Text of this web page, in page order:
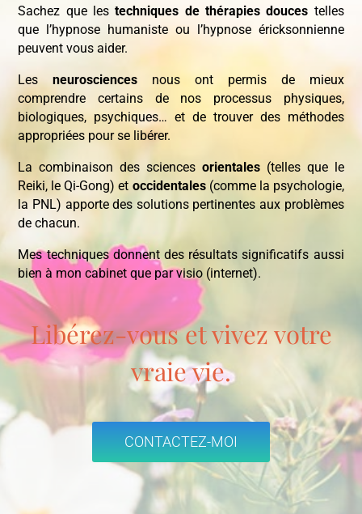
Sachez que lestechniques de thérapies douces telles
que l’hypnose humaniste ou l’hypnose éricksonnienne
peuvent vous aider.
Lesneurosciences nous ont permis de mieux
comprendre certains de nos processus physiques,
biologiques, psychiques… et de trouver des méthodes
appropriées pour se libérer.
La combinaison des sciences orientales(telles que le
Reiki, le Qi-Gong) et occidentales(comme la psychologie,
la PNL) apporte des solutions pertinentes aux problèmes
de chacun.
Mes techniques donnent des résultats significatifs aussi
bien à mon cabinet que par visio (internet).
Libérez-vous et vivez votre
vraie vie.
CONTACTEZ-MOI